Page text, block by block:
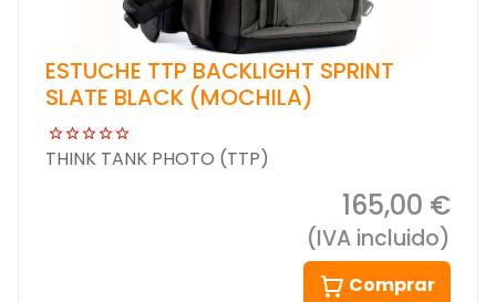
ESTUCHE TTP BACKLIGHT SPRINT
SLATE BLACK (MOCHILA)
THINK TANK PHOTO (TTP)
165,00 €
(IVA incluido)
Comprar